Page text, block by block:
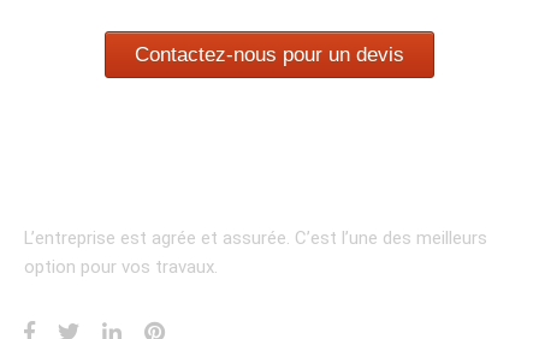
Contactez-nous pour un devis
L’entreprise est agrée et assurée. C’est l’une des meilleurs
option pour vos travaux.